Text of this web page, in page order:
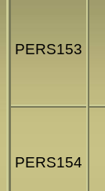
PERS153
PERS154